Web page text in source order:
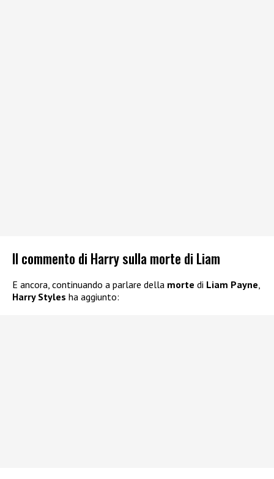
Il commento di Harry sulla morte di Liam
E ancora, continuando a parlare della morte di Liam Payne
Harry Styles ha aggiunto: